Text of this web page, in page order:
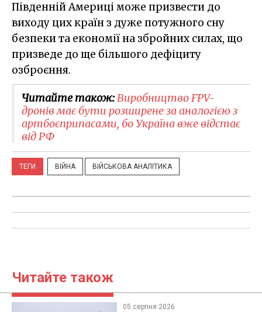
Південній Америці може призвести до
виходу цих країн з дуже потужного сну
безпеки та економії на збройних силах, що
призведе до ще більшого дефіциту
озброєння.
Читайте також:Виробництво FPV-
дронів має бути розширене за аналогією з
артбоєприпасами, бо Україна вже відстає
від РФ
ТЕГИ ВІЙНА ВІЙСЬКОВА АНАЛІТИКА
Читайте також
05 серпня 2026